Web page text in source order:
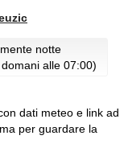
notte
alle 07:00)
dati meteo e link ad
per guardare la